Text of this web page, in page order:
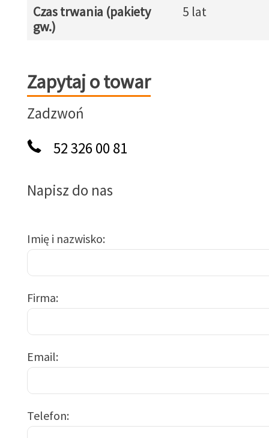
Czas trwania (pakiety
gw.)
5 lat
Zapytaj o towar
Zapytaj o towar
Zadzwoń
52 326 00 81
Napisz do nas
Imię i nazwisko
Firma
Email
Telefon